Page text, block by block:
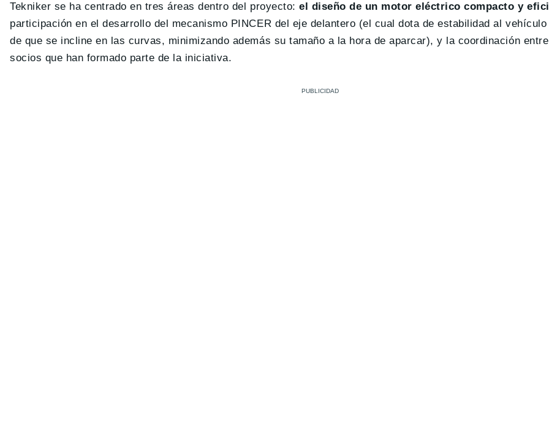
Tekniker se ha centrado en tres áreas dentro del proyecto:el diseño de un motor eléctrico compacto y
participación en el desarrollo del mecanismo PINCER del eje delantero (el cual dota de estabilidad al
de que se incline en las curvas, minimizando además su tamaño a la hora de aparcar), y la coordinación
socios que han formado parte de la iniciativa.